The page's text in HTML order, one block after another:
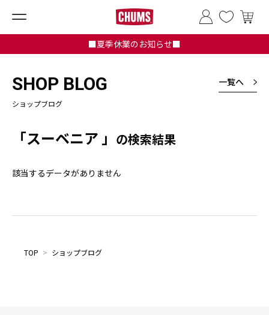
■夏季休業のお知らせ■
SHOP BLOG
ショップブログ
一覧へ
「スーベニア 」 の検索結果
該当するデータがありません
TOP > ショップブログ